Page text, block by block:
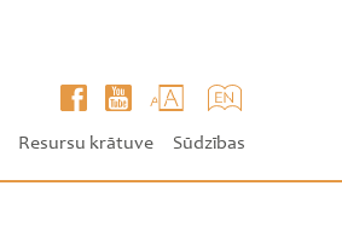
Resursu krātuve Sūdzības